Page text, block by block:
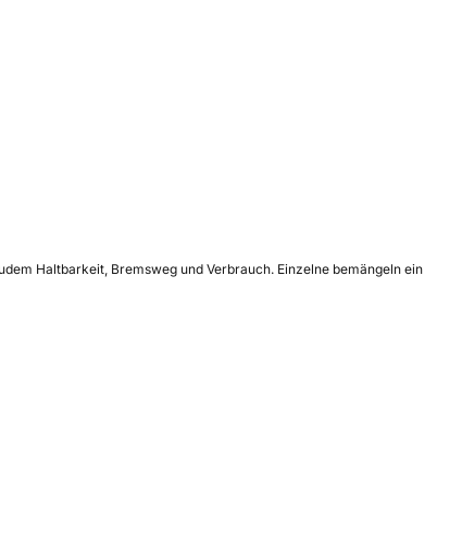
Haltbarkeit, Bremsweg und Verbrauch. Einzelne bemängeln ein